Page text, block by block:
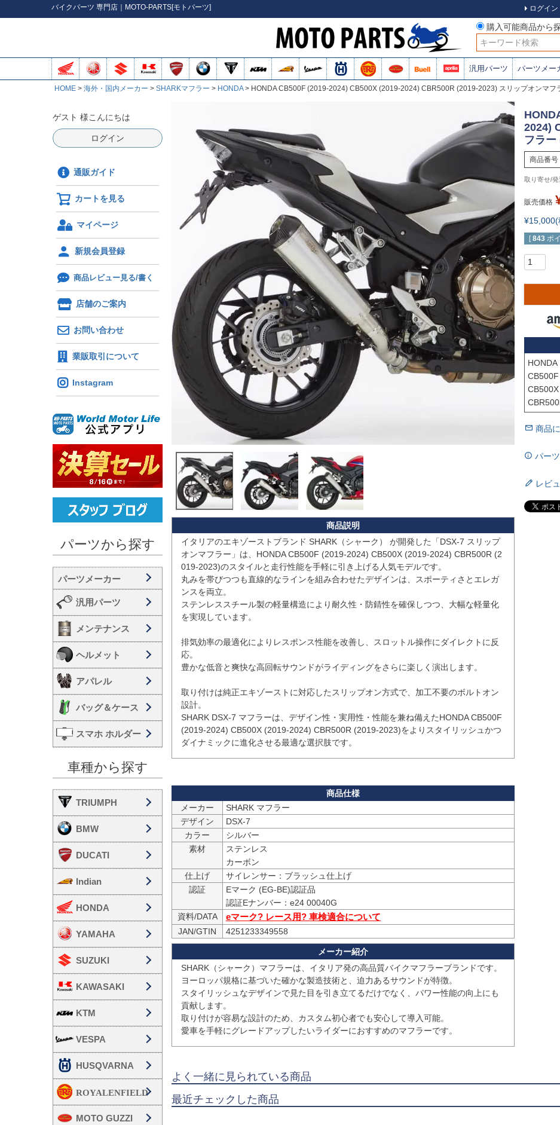
バイクパーツ 専門店｜MOTO-PARTS[モトパーツ] ログイン
購入可能商品から
検索
汎用パーツ パーツメー
HOME 海外・国内メーカー SHARKマフラー HONDA HONDA CB500F (2019-2024) CB500X (2019-2024) CBR500R (2019-2023) スリップオンマフ
ゲスト 様こんにちは
ログイン
通販ガイド
カートを見る
マイページ
新規会員登録
商品レビュー見る/書く
店舗のご案内
お問い合わせ
業販取引について
Instagram
パーツから探す
汎用パーツ
メンテナンス
ヘルメット
アパレル
バッグ＆ケース
スマホ ホルダー
車種から探す
TRIUMPH
BMW
DUCATI
Indian
HONDA
YAMAHA
SUZUKI
KAWASAKI
KTM
VESPA
HUSQVARNA
MOTO GUZZI
イタリアのエキゾーストブランド SHARK（シャーク） が開発した「DSX-7 スリップ
オンマフラー」は、HONDA CB500F (2019-2024) CB500X (2019-2024) CBR500R (2
019-2023)のスタイルと走行性能を手軽に引き上げる人気モデルです。
丸みを帯びつつも直線的なラインを組み合わせたデザインは、スポーティさとエレガ
ンスを両立。
ステンレススチール製の軽量構造により耐久性・防錆性を確保しつつ、大幅な軽量化
を実現しています。
排気効率の最適化によりレスポンス性能を改善し、スロットル操作にダイレクトに反
応。
豊かな低音と爽快な高回転サウンドがライディングをさらに楽しく演出します。
取り付けは純正エキゾーストに対応したスリップオン方式で、加工不要のボルトオン
設計。
SHARK DSX-7 マフラーは、デザイン性・実用性・性能を兼ね備えたHONDA CB500F
(2019-2024) CB500X (2019-2024) CBR500R (2019-2023)をよりスタイリッシュかつ
ダイナミックに進化させる最適な選択肢です。
メーカー
SHARK マフラー
デザイン
DSX-7
カラー
シルバー
素材
ステンレス
カーボン
仕上げ
認証
Eマーク (EG-BE)認証品
資料/DATA
eマーク? レース用? 車検適合について
JAN/GTIN 4251233349558
SHARK（シャーク）マフラーは、イタリア発の高品質バイクマフラーブランドです。
ヨーロッパ規格に基づいた確かな製造技術と、迫力あるサウンドが特徴。
スタイリッシュなデザインで見た目を引き立てるだけでなく、パワー性能の向上にも
貢献します。
取り付けが容易な設計のため、カスタム初心者でも安心して導入可能。
愛車を手軽にグレードアップしたいライダーにおすすめのマフラーです。
2024)
フラ
商品番号
販売価格
¥15,000(
[ 843 ポ
HONDA
商品
パー
レビ
よく一緒に見られている商品
最近チェックした商品